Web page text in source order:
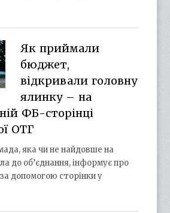
Як приймали
бюджет,
відкривали головну
ялинку – на
ФБ-сторінці
ОТГ
яка чи не найдовше на
до об’єднання, інформує про
допомогою сторінки у